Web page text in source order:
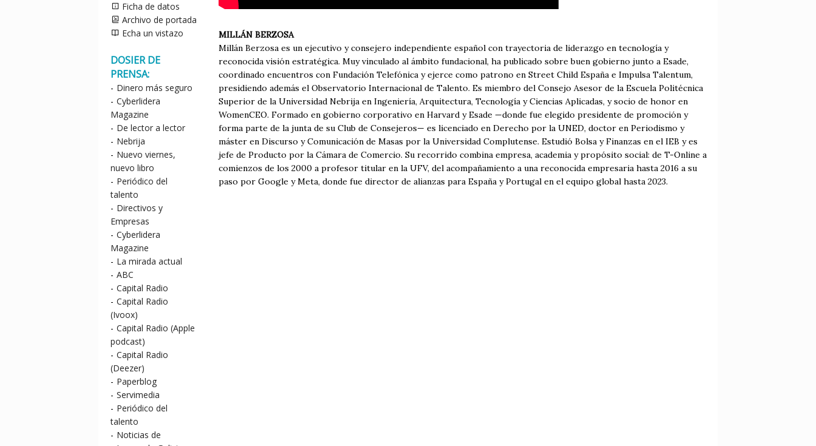
Ficha de datos
Archivo de portada
Echa un vistazo
DOSIER DE
PRENSA:
- Dinero más seguro
- Cyberlidera
Magazine
- De lector a lector
- Nebrija
- Nuevo viernes,
nuevo libro
- Periódico del
talento
- Directivos y
Empresas
- Cyberlidera
Magazine
- La mirada actual
- ABC
- Capital Radio
- Capital Radio
(Ivoox)
- Capital Radio (Apple
podcast)
- Capital Radio
(Deezer)
- Paperblog
- Servimedia
- Periódico del
talento
- Noticias de
MILLÁN BERZOSA
Millán Berzosa es un ejecutivo y consejero independiente español con trayectoria de liderazgo en tecnología y
reconocida visión estratégica. Muy vinculado al ámbito fundacional, ha publicado sobre buen gobierno junto a Esade,
coordinado encuentros con Fundación Telefónica y ejerce como patrono en Street Child España e Impulsa Talentum,
presidiendo además el Observatorio Internacional de Talento. Es miembro del Consejo Asesor de la Escuela Politécnica
Superior de la Universidad Nebrija en Ingeniería, Arquitectura, Tecnología y Ciencias Aplicadas, y socio de honor en
WomenCEO. Formado en gobierno corporativo en Harvard y Esade —donde fue elegido presidente de promoción y
forma parte de la junta de su Club de Consejeros— es licenciado en Derecho por la UNED, doctor en Periodismo y
máster en Discurso y Comunicación de Masas por la Universidad Complutense. Estudió Bolsa y Finanzas en el IEB y es
jefe de Producto por la Cámara de Comercio. Su recorrido combina empresa, academia y propósito social: de T-Online a
comienzos de los 2000 a profesor titular en la UFV, del acompañamiento a una reconocida empresaria hasta 2016 a su
paso por Google y Meta, donde fue director de alianzas para España y Portugal en el equipo global hasta 2023.